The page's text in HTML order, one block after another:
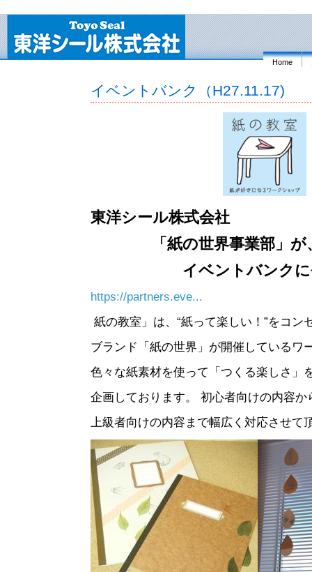
Home
イベントバンク（H27.11.17)
東洋シール株式会社
「紙の世界事業部」が
イベントバンクに登
https://partners.eve...
紙の教室」は、“紙って楽しい！”をコン
ブランド「紙の世界」が開催しているワ
色々な紙素材を使って「つくる楽しさ」
企画しております。 初心者向けの内容か
上級者向けの内容まで幅広く対応させて